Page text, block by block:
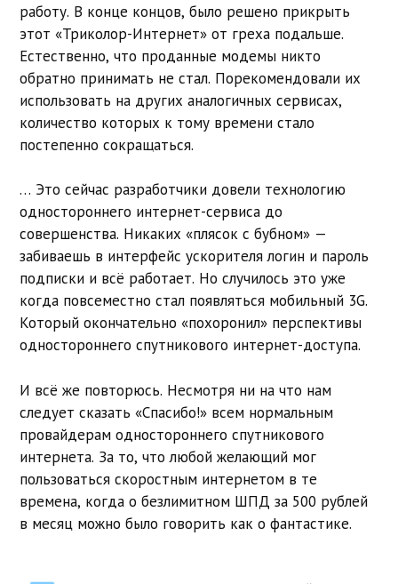
работу. В конце концов, было решено прикрыть
этот «Триколор-Интернет» от греха подальше.
Естественно, что проданные модемы никто
обратно принимать не стал. Порекомендовали их
использовать на других аналогичных сервисах,
количество которых к тому времени стало
постепенно сокращаться.
… Это сейчас разработчики довели технологию
одностороннего интернет-сервиса до
совершенства. Никаких «плясок с бубном» —
забиваешь в интерфейс ускорителя логин и пароль
подписки и всё работает. Но случилось это уже
когда повсеместно стал появляться мобильный 3G.
Который окончательно «похоронил» перспективы
одностороннего спутникового интернет-доступа.
И всё же повторюсь. Несмотря ни на что нам
следует сказать «Спасибо!» всем нормальным
провайдерам одностороннего спутникового
интернета. За то, что любой желающий мог
пользоваться скоростным интернетом в те
времена, когда о безлимитном ШПД за 500 рублей
в месяц можно было говорить как о фантастике.